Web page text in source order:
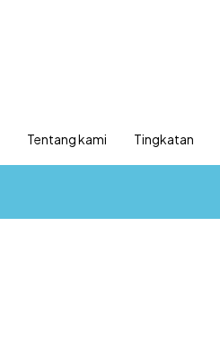
Tentang kami Tingkatan